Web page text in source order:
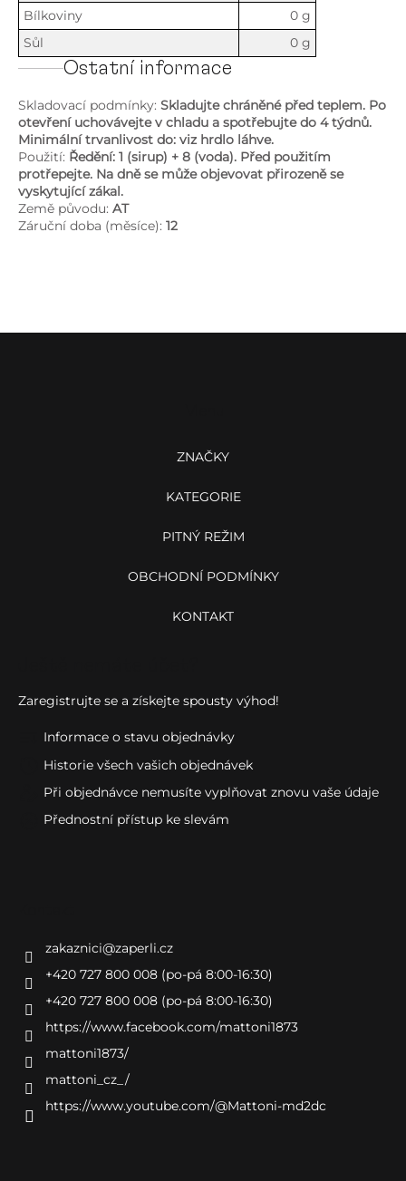
Bílkoviny
0 g
Sůl
0 g
Ostatní informace
Skladovací podmínky: Skladujte chráněné před teplem. Po
otevření uchovávejte v chladu a spotřebujte do 4 týdnů.
Minimální trvanlivost do: viz hrdlo láhve.
Použití: Ředění: 1 (sirup) + 8 (voda). Před použitím
protřepejte. Na dně se může objevovat přirozeně se
vyskytující zákal.
Země původu: AT
Záruční doba (měsíce): 12
ZNAČKY
KATEGORIE
PITNÝ REŽIM
OBCHODNÍ PODMÍNKY
KONTAKT
Zaregistrujte se a získejte spousty výhod!
Informace o stavu objednávky
Historie všech vašich objednávek
Při objednávce nemusíte vyplňovat znovu vaše údaje
Přednostní přístup ke slevám
zakaznici@zaperli.cz
+420 727 800 008 (po-pá 8:00-16:30)
+420 727 800 008 (po-pá 8:00-16:30)
https://www.facebook.com/mattoni1873
mattoni1873/
mattoni_cz_/
https://www.youtube.com/@Mattoni-md2dc